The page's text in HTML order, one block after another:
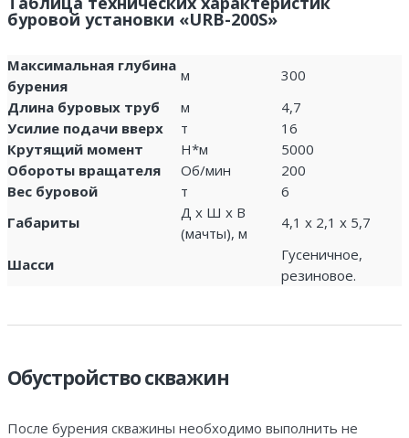
буровой установки «URB-200S»
Максимальная глубина
бурения
м
300
Длина буровых труб
м
4,7
Усилие подачи вверх
т
16
Крутящий момент
Н*м
5000
Обороты вращателя
Об/мин
200
Вес буровой
т
6
Габариты
Д х Ш х В
(мачты), м
4,1 х 2,1 х 5,7
Шасси
Гусеничное,
резиновое.
Обустройство скважин
После бурения скважины необходимо выполнить не